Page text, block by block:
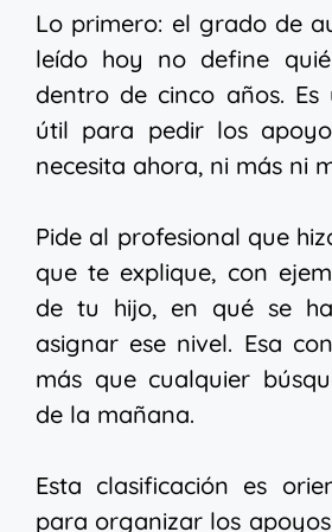
Lo primero: el grado de
leído hoy no define
dentro de cinco años.
útil para pedir los
necesita ahora, ni más ni
Pide al profesional que
que te explique, con
de tu hijo, en qué se
asignar ese nivel. Esa
más que cualquier
de la mañana.
Esta clasificación es
para organizar los